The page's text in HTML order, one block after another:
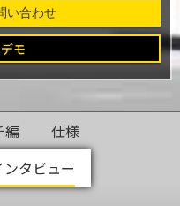
い合わせ
モ
編
仕様
ンタビュー